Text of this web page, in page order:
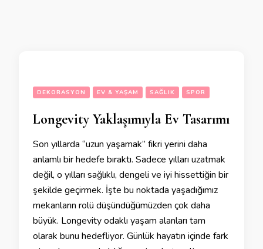
DEKORASYON EV & YAŞAM SAĞLIK SPOR
Longevity Yaklaşımıyla Ev Tasarımı
Son yıllarda “uzun yaşamak” fikri yerini daha
anlamlı bir hedefe bıraktı. Sadece yılları uzatmak
değil, o yılları sağlıklı, dengeli ve iyi hissettiğin bir
şekilde geçirmek. İşte bu noktada yaşadığımız
mekanların rolü düşündüğümüzden çok daha
büyük. Longevity odaklı yaşam alanları tam
olarak bunu hedefliyor. Günlük hayatın içinde fark